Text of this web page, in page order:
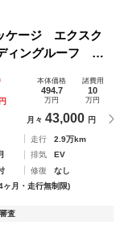
ケージ エクスク
ィングルーフ エ
ッケージ リアア
セーフティパッ
本体価格
494.7
万円
諸費用
10
万円
月々 43,000 円
走行
2.9万km
排気
EV
修復
なし
ヶ月・走行無制限)
査